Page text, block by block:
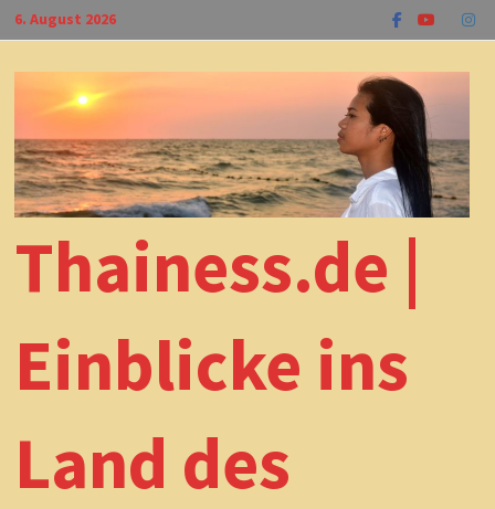
Zum
Inhalt
springen
6. August 2026
Thainess.de |
Einblicke ins
Land des